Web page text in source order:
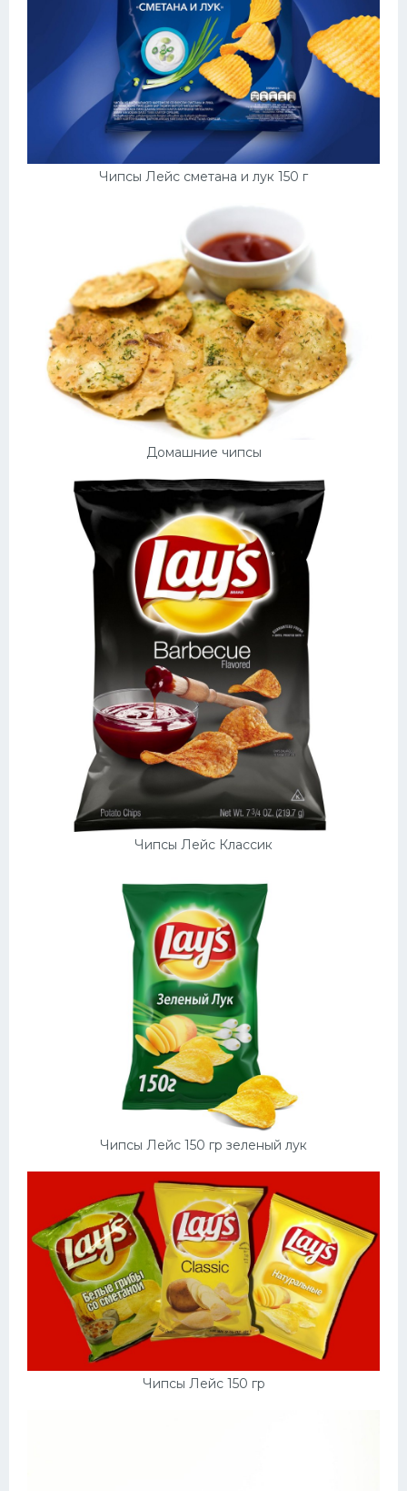
Чипсы Лейс сметана и лук 150 г
Домашние чипсы
Чипсы Лейс Классик
Чипсы Лейс 150 гр зеленый лук
Чипсы Лейс 150 гр